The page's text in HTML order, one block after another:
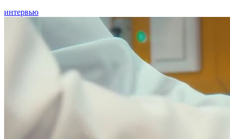
интервью